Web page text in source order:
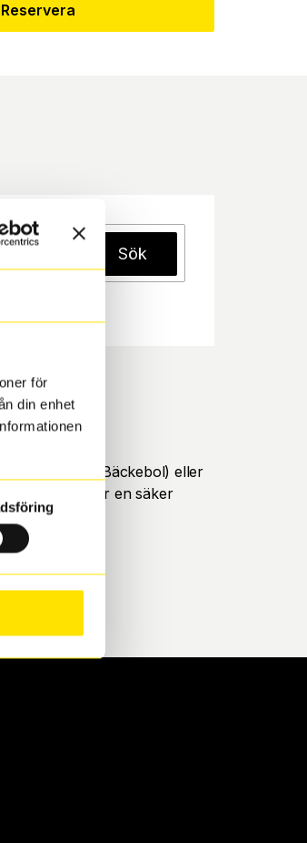
för
din enhet
Reservera
Sök
Hisingen (Bäckebol) eller
alla krav för en säker